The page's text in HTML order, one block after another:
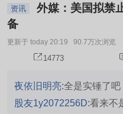
资讯
外媒：美国拟禁止进口中国新型数据中心设
备
更新于 today 20:19 90.7万次浏览
14773
夜依旧明亮:全是实锤了吧
股友1y2072256D:看来不